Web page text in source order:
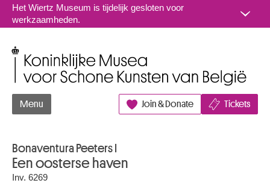
Naar inhoud
Het Wiertz Museum is tijdelijk gesloten voor
werkzaamheden.
Menu Join & Donate Tickets
Bonaventura Peeters I
Een oosterse haven
Inv. 6269